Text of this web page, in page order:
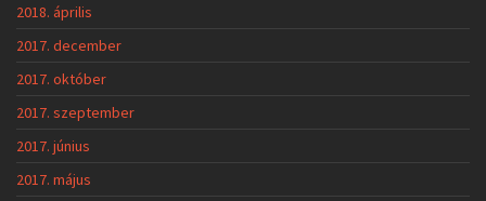
2018. április
2017. december
2017. október
2017. szeptember
2017. június
2017. május